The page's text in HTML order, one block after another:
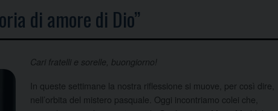
di amore di Dio”
Cari fratelli e sorelle, buongiorno!
In queste settimane la nostra riflessione si muove, per così dire,
nell’orbita del mistero pasquale. Oggi incontriamo colei che,